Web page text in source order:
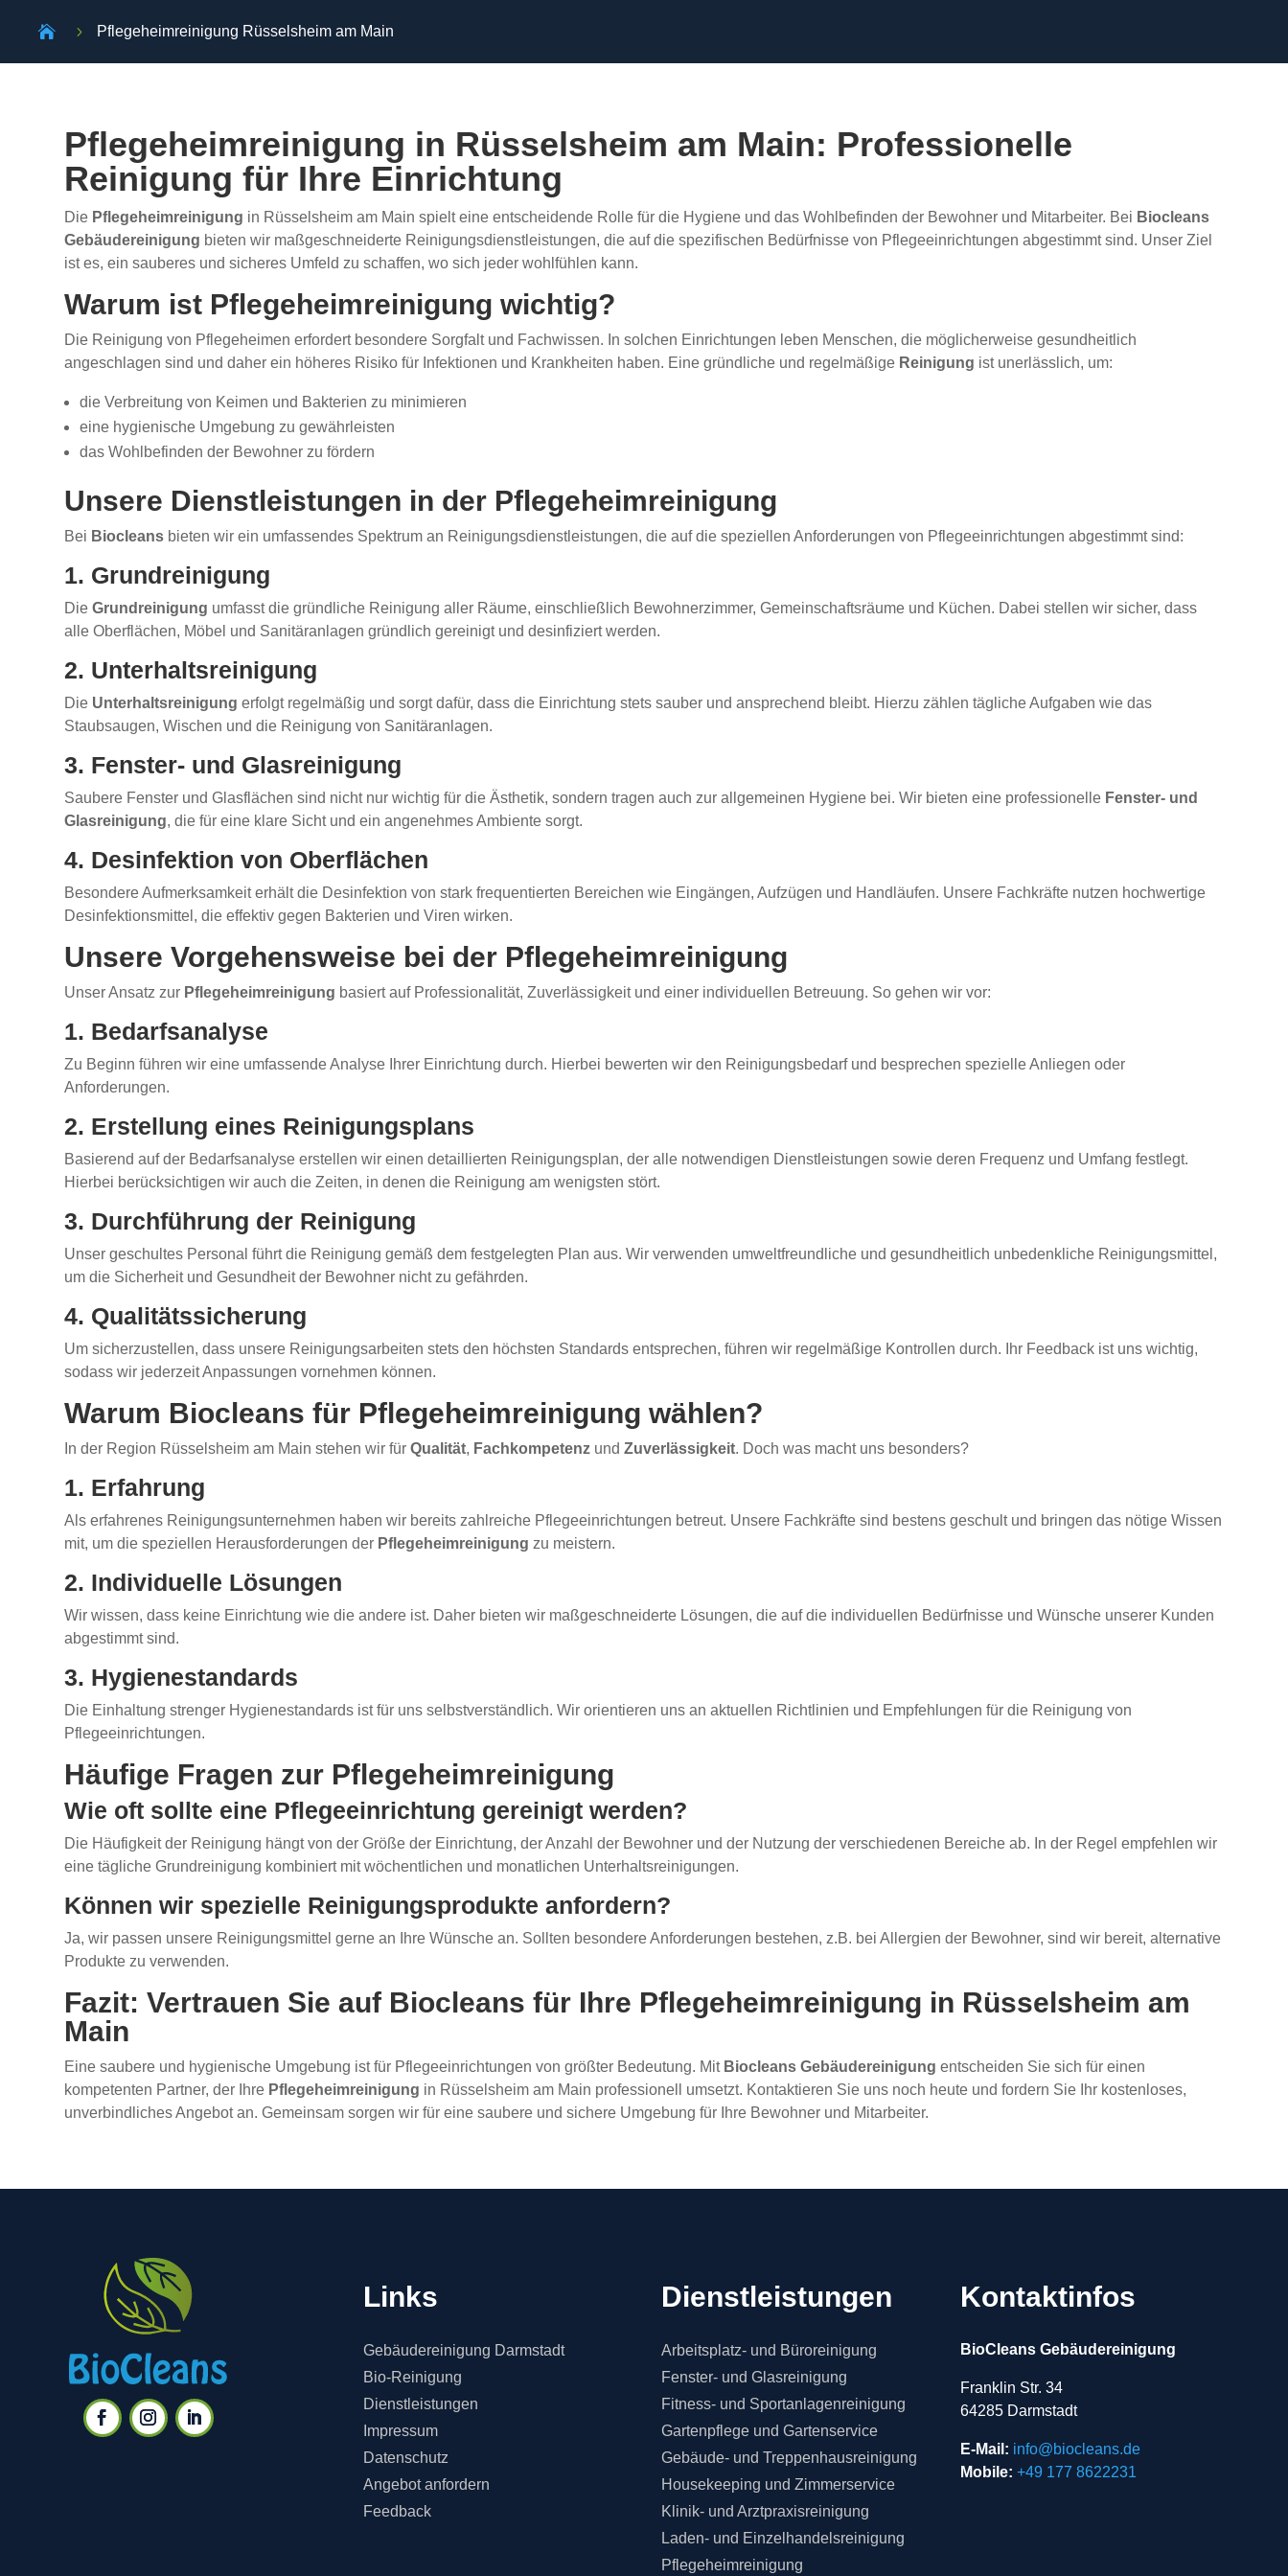
 5 Pflegeheimreinigung Rüsselsheim am Main
Pflegeheimreinigung in Rüsselsheim am Main: Professionelle
Reinigung für Ihre Einrichtung
Die Pflegeheimreinigung in Rüsselsheim am Main spielt eine entscheidende Rolle für die Hygiene und das Wohlbefinden der Bewohner und Mitarbeiter. Bei Biocleans
Gebäudereinigung bieten wir maßgeschneiderte Reinigungsdienstleistungen, die auf die spezifischen Bedürfnisse von Pflegeeinrichtungen abgestimmt sind. Unser Ziel
ist es, ein sauberes und sicheres Umfeld zu schaffen, wo sich jeder wohlfühlen kann.
Warum ist Pflegeheimreinigung wichtig?
Die Reinigung von Pflegeheimen erfordert besondere Sorgfalt und Fachwissen. In solchen Einrichtungen leben Menschen, die möglicherweise gesundheitlich
angeschlagen sind und daher ein höheres Risiko für Infektionen und Krankheiten haben. Eine gründliche und regelmäßige Reinigung ist unerlässlich, um:
die Verbreitung von Keimen und Bakterien zu minimieren
eine hygienische Umgebung zu gewährleisten
das Wohlbefinden der Bewohner zu fördern
Unsere Dienstleistungen in der Pflegeheimreinigung
Bei Biocleans bieten wir ein umfassendes Spektrum an Reinigungsdienstleistungen, die auf die speziellen Anforderungen von Pflegeeinrichtungen abgestimmt sind:
1. Grundreinigung
DieGrundreinigung umfasst die gründliche Reinigung aller Räume, einschließlich Bewohnerzimmer, Gemeinschaftsräume und Küchen. Dabei stellen wir sicher, dass
alle Oberflächen, Möbel und Sanitäranlagen gründlich gereinigt und desinfiziert werden.
2. Unterhaltsreinigung
Die Unterhaltsreinigung erfolgt regelmäßig und sorgt dafür, dass die Einrichtung stets sauber und ansprechend bleibt. Hierzu zählen tägliche Aufgaben wie das
Staubsaugen, Wischen und die Reinigung von Sanitäranlagen.
3. Fenster- und Glasreinigung
Saubere Fenster und Glasflächen sind nicht nur wichtig für die Ästhetik, sondern tragen auch zur allgemeinen Hygiene bei. Wir bieten eine professionelle Fenster- und
Glasreinigung, die für eine klare Sicht und ein angenehmes Ambiente sorgt.
4. Desinfektion von Oberflächen
Besondere Aufmerksamkeit erhält die Desinfektion von stark frequentierten Bereichen wie Eingängen, Aufzügen und Handläufen. Unsere Fachkräfte nutzen hochwertige
Desinfektionsmittel, die effektiv gegen Bakterien und Viren wirken.
Unsere Vorgehensweise bei der Pflegeheimreinigung
Unser Ansatz zur Pflegeheimreinigung basiert auf Professionalität, Zuverlässigkeit und einer individuellen Betreuung. So gehen wir vor:
1. Bedarfsanalyse
Zu Beginn führen wir eine umfassende Analyse Ihrer Einrichtung durch. Hierbei bewerten wir den Reinigungsbedarf und besprechen spezielle Anliegen oder
Anforderungen.
2. Erstellung eines Reinigungsplans
Basierend auf der Bedarfsanalyse erstellen wir einen detaillierten Reinigungsplan, der alle notwendigen Dienstleistungen sowie deren Frequenz und Umfang festlegt.
Hierbei berücksichtigen wir auch die Zeiten, in denen die Reinigung am wenigsten stört.
3. Durchführung der Reinigung
Unser geschultes Personal führt die Reinigung gemäß dem festgelegten Plan aus. Wir verwenden umweltfreundliche und gesundheitlich unbedenkliche Reinigungsmittel,
um die Sicherheit und Gesundheit der Bewohner nicht zu gefährden.
4. Qualitätssicherung
Um sicherzustellen, dass unsere Reinigungsarbeiten stets den höchsten Standards entsprechen, führen wir regelmäßige Kontrollen durch. Ihr Feedback ist uns wichtig,
sodass wir jederzeit Anpassungen vornehmen können.
Warum Biocleans für Pflegeheimreinigung wählen?
In der Region Rüsselsheim am Main stehen wir fürQualität, Fachkompetenz undZuverlässigkeit. Doch was macht uns besonders?
1. Erfahrung
Als erfahrenes Reinigungsunternehmen haben wir bereits zahlreiche Pflegeeinrichtungen betreut. Unsere Fachkräfte sind bestens geschult und bringen das nötige Wissen
mit, um die speziellen Herausforderungen der Pflegeheimreinigung zu meistern.
2. Individuelle Lösungen
Wir wissen, dass keine Einrichtung wie die andere ist. Daher bieten wir maßgeschneiderte Lösungen, die auf die individuellen Bedürfnisse und Wünsche unserer Kunden
abgestimmt sind.
3. Hygienestandards
Die Einhaltung strenger Hygienestandards ist für uns selbstverständlich. Wir orientieren uns an aktuellen Richtlinien und Empfehlungen für die Reinigung von
Pflegeeinrichtungen.
Häufige Fragen zur Pflegeheimreinigung
Wie oft sollte eine Pflegeeinrichtung gereinigt werden?
Die Häufigkeit der Reinigung hängt von der Größe der Einrichtung, der Anzahl der Bewohner und der Nutzung der verschiedenen Bereiche ab. In der Regel empfehlen wir
eine tägliche Grundreinigung kombiniert mit wöchentlichen und monatlichen Unterhaltsreinigungen.
Können wir spezielle Reinigungsprodukte anfordern?
Ja, wir passen unsere Reinigungsmittel gerne an Ihre Wünsche an. Sollten besondere Anforderungen bestehen, z.B. bei Allergien der Bewohner, sind wir bereit, alternative
Produkte zu verwenden.
Fazit: Vertrauen Sie auf Biocleans für Ihre Pflegeheimreinigung in Rüsselsheim am
Main
Eine saubere und hygienische Umgebung ist für Pflegeeinrichtungen von größter Bedeutung. Mit Biocleans Gebäudereinigung entscheiden Sie sich für einen
kompetenten Partner, der Ihre Pflegeheimreinigung in Rüsselsheim am Main professionell umsetzt. Kontaktieren Sie uns noch heute und fordern Sie Ihr kostenloses,
unverbindliches Angebot an. Gemeinsam sorgen wir für eine saubere und sichere Umgebung für Ihre Bewohner und Mitarbeiter.
Links
Gebäudereinigung Darmstadt
Bio-Reinigung
Dienstleistungen
Impressum
Datenschutz
Angebot anfordern
Feedback
Dienstleistungen
Arbeitsplatz- und Büroreinigung
Fenster- und Glasreinigung
Fitness- und Sportanlagenreinigung
Gartenpflege und Gartenservice
Gebäude- und Treppenhausreinigung
Housekeeping und Zimmerservice
Klinik- und Arztpraxisreinigung
Laden- und Einzelhandelsreinigung
Pflegeheimreinigung
Kontaktinfos
BioCleans Gebäudereinigung
Franklin Str. 34
64285 Darmstadt
E-Mail: info@biocleans.de
Mobile: +49 177 8622231